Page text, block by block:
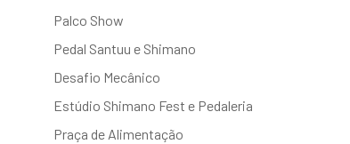
Palco Show
Pedal Santuu e Shimano
Desafio Mecânico
Estúdio Shimano Fest e Pedaleria
Praça de Alimentação